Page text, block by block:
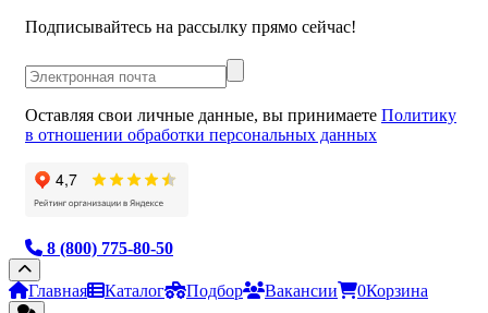
Подписывайтесь на рассылку прямо сейчас!
Оставляя свои личные данные, вы принимаете Политику
в отношении обработки персональных данных
8 (800) 775-80-50
Главная Каталог Подбор Вакансии 0Корзина